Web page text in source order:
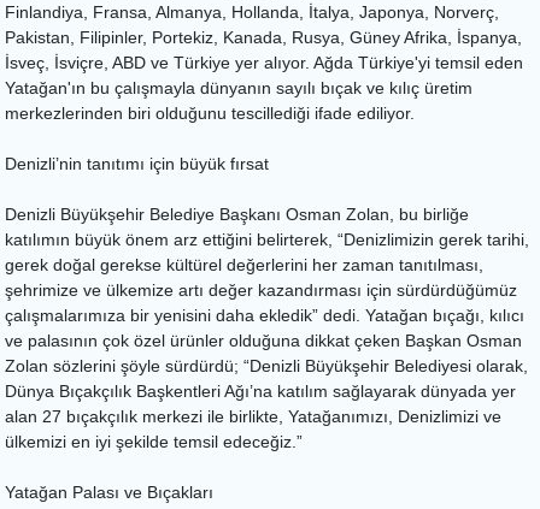
Finlandiya, Fransa, Almanya, Hollanda, İtalya, Japonya, Norverç,
Pakistan, Filipinler, Portekiz, Kanada, Rusya, Güney Afrika, İspanya,
İsveç, İsviçre, ABD ve Türkiye yer alıyor. Ağda Türkiye'yi temsil eden
Yatağan'ın bu çalışmayla dünyanın sayılı bıçak ve kılıç üretim
merkezlerinden biri olduğunu tescillediği ifade ediliyor.
Denizli’nin tanıtımı için büyük fırsat
Denizli Büyükşehir Belediye Başkanı Osman Zolan, bu birliğe
katılımın büyük önem arz ettiğini belirterek, “Denizlimizin gerek tarihi,
gerek doğal gerekse kültürel değerlerini her zaman tanıtılması,
şehrimize ve ülkemize artı değer kazandırması için sürdürdüğümüz
çalışmalarımıza bir yenisini daha ekledik” dedi. Yatağan bıçağı, kılıcı
ve palasının çok özel ürünler olduğuna dikkat çeken Başkan Osman
Zolan sözlerini şöyle sürdürdü; “Denizli Büyükşehir Belediyesi olarak,
Dünya Bıçakçılık Başkentleri Ağı’na katılım sağlayarak dünyada yer
alan 27 bıçakçılık merkezi ile birlikte, Yatağanımızı, Denizlimizi ve
ülkemizi en iyi şekilde temsil edeceğiz.”
Yatağan Palası ve Bıçakları